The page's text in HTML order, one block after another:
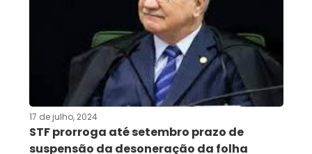
17 de julho, 2024
STF prorroga até setembro prazo de
suspensão da desoneração da folha